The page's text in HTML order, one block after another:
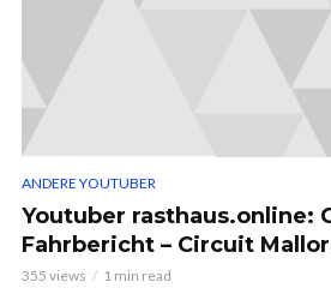
ANDERE YOUTUBER
Youtuber rasthaus.online:
Fahrbericht – Circuit
355 views 1 min read